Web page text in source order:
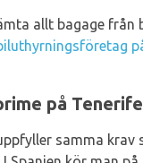
allt bagage
på
samma krav